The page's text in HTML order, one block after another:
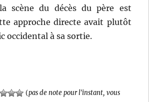
scène du décès du père est
approche directe avait plutôt
occidental à sa sortie.
(pas de note pour l'instant, vous